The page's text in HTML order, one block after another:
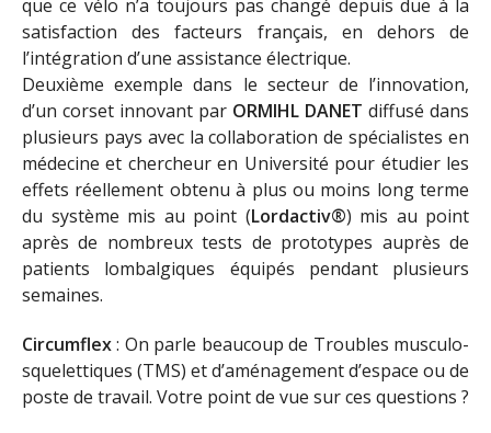
que ce vélo n’a toujours pas changé depuis due à la
satisfaction des facteurs français, en dehors de
l’intégration d’une assistance électrique.
Deuxième exemple dans le secteur de l’innovation,
d’un corset innovant par ORMIHL DANET diffusé dans
plusieurs pays avec la collaboration de spécialistes en
médecine et chercheur en Université pour étudier les
effets réellement obtenu à plus ou moins long terme
du système mis au point (Lordactiv®) mis au point
après de nombreux tests de prototypes auprès de
patients lombalgiques équipés pendant plusieurs
semaines.
Circumflex: On parle beaucoup de Troubles musculo-
squelettiques (TMS) et d’aménagement d’espace ou de
poste de travail. Votre point de vue sur ces questions ?